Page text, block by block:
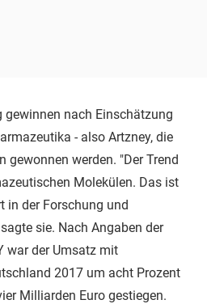
gewinnen nach Einschätzung
- also Artzney, die
gewonnen werden. "Der Trend
Molekülen. Das ist
in der Forschung und
sie. Nach Angaben der
war der Umsatz mit
2017 um acht Prozent
Milliarden Euro gestiegen.